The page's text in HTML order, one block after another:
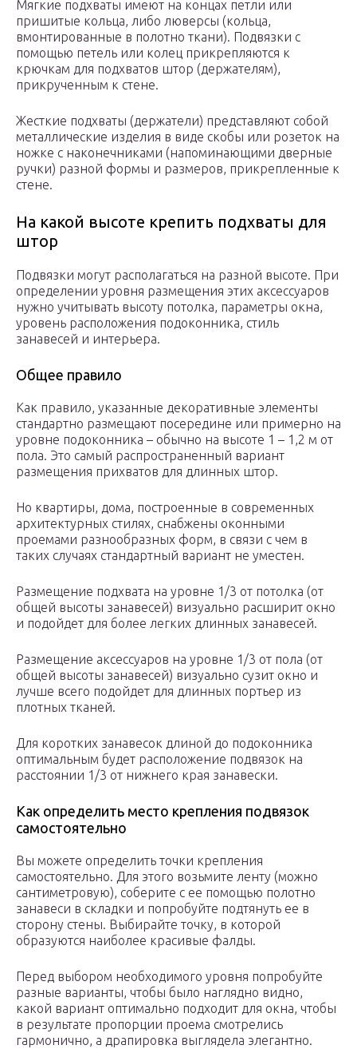
Мягкие подхваты имеют на концах петли или
пришитые кольца, либо люверсы (кольца,
вмонтированные в полотно ткани). Подвязки с
помощью петель или колец прикрепляются к
крючкам для подхватов штор (держателям),
прикрученным к стене.
Жесткие подхваты (держатели) представляют собой
металлические изделия в виде скобы или розеток на
ножке с наконечниками (напоминающими дверные
ручки) разной формы и размеров, прикрепленные к
стене.
На какой высоте крепить подхваты для
штор
Подвязки могут располагаться на разной высоте. При
определении уровня размещения этих аксессуаров
нужно учитывать высоту потолка, параметры окна,
уровень расположения подоконника, стиль
занавесей и интерьера.
Общее правило
Как правило, указанные декоративные элементы
стандартно размещают посередине или примерно на
уровне подоконника – обычно на высоте 1 – 1,2 м от
пола. Это самый распространенный вариант
размещения прихватов для длинных штор.
Но квартиры, дома, построенные в современных
архитектурных стилях, снабжены оконными
проемами разнообразных форм, в связи с чем в
таких случаях стандартный вариант не уместен.
Размещение подхвата на уровне 1/3 от потолка (от
общей высоты занавесей) визуально расширит окно
и подойдет для более легких длинных занавесей.
Размещение аксессуаров на уровне 1/3 от пола (от
общей высоты занавесей) визуально сузит окно и
лучше всего подойдет для длинных портьер из
плотных тканей.
Для коротких занавесок длиной до подоконника
оптимальным будет расположение подвязок на
расстоянии 1/3 от нижнего края занавески.
Как определить место крепления подвязок
самостоятельно
Вы можете определить точки крепления
самостоятельно. Для этого возьмите ленту (можно
сантиметровую), соберите с ее помощью полотно
занавеси в складки и попробуйте подтянуть ее в
сторону стены. Выбирайте точку, в которой
образуются наиболее красивые фалды.
Перед выбором необходимого уровня попробуйте
разные варианты, чтобы было наглядно видно,
какой вариант оптимально подходит для окна, чтобы
в результате пропорции проема смотрелись
гармонично, а драпировка выглядела элегантно.